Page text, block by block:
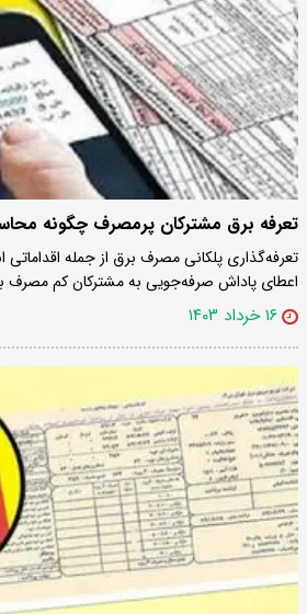
تعرفه برق مشترکان پرمصرف چگونه
تعرفه‌گذاری پلکانی مصرف برق از جمله اقداماتی
اعطای پاداش صرفه‌جویی به مشترکان کم مصرف
۱۶ خرداد ۱۴۰۳